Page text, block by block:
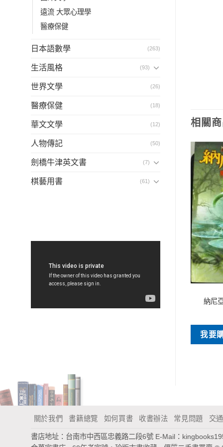
遠流 大眾心理學
醫療保健
日本語數學 (263)
生活風格 (93)
世界文學 (26)
醫療保健 (18)
華文文學 (12)
人物傳記 (50)
劍橋牛津英文書 (7)
棋藝用書 (61)
相關
納尼
我要
關於我們 書籍總覽 如何買書 收書辦法 常見問題 交
書店地址：台南市中西區忠義路二段6號 E-Mail：